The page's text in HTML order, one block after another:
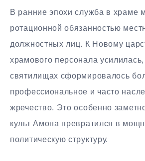
В ранние эпохи служба в храме
ротационной обязанностью
должностных лиц. К Новому
храмового персонала
святилищах сформировалось
профессиональное и часто
жречество. Это особенно
культ Амона превратился в
политическую структуру.